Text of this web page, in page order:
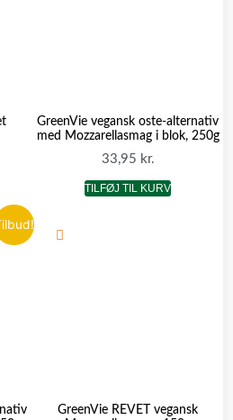
GreenVie vegansk oste-alternativ
med Mozzarellasmag i blok, 250g
33,95 kr.
TILFØJ TIL KURV
GreenVie REVET vegansk